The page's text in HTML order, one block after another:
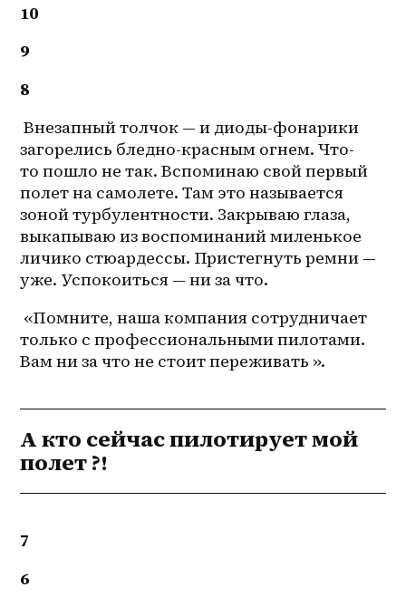
10
9
8
Внезапный толчок — и диоды-фонарики
загорелись бледно-красным огнем. Что-
то пошло не так. Вспоминаю свой первый
полет на самолете. Там это называется
зоной турбулентности. Закрываю глаза,
выкапываю из воспоминаний миленькое
личико стюардессы. Пристегнуть ремни —
уже. Успокоиться — ни за что.
только с профессиональными пилотами.
Вам ни за что не стоит переживать ».
А кто сейчас пилотирует мой
полет ?!
7
6